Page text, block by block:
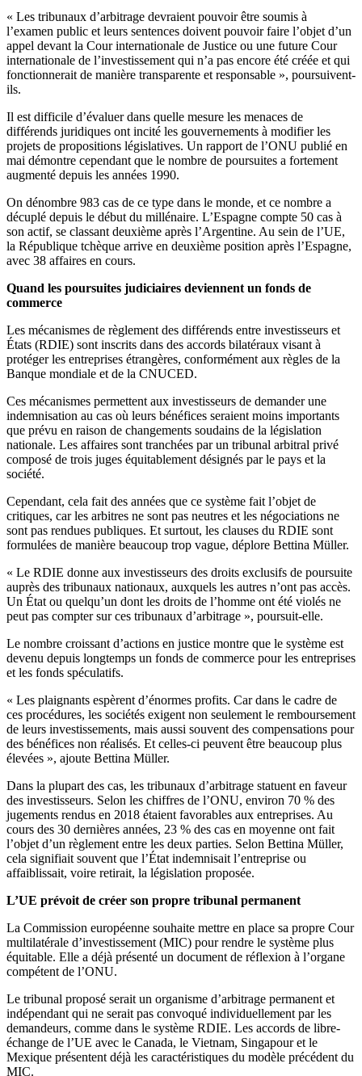
« Les tribunaux d’arbitrage devraient pouvoir être soumis à
l’examen public et leurs sentences doivent pouvoir faire l’objet d’un
appel devant la Cour internationale de Justice ou une future Cour
internationale de l’investissement qui n’a pas encore été créée et qui
fonctionnerait de manière transparente et responsable », poursuivent-
ils.
Il est difficile d’évaluer dans quelle mesure les menaces de
différends juridiques ont incité les gouvernements à modifier les
projets de propositions législatives. Un rapport de l’ONU publié en
mai démontre cependant que le nombre de poursuites a fortement
augmenté depuis les années 1990.
On dénombre 983 cas de ce type dans le monde, et ce nombre a
décuplé depuis le début du millénaire. L’Espagne compte 50 cas à
son actif, se classant deuxième après l’Argentine. Au sein de l’UE,
la République tchèque arrive en deuxième position après l’Espagne,
avec 38 affaires en cours.
Quand les poursuites judiciaires deviennent un fonds de
commerce
Les mécanismes de règlement des différends entre investisseurs et
États (RDIE) sont inscrits dans des accords bilatéraux visant à
protéger les entreprises étrangères, conformément aux règles de la
Banque mondiale et de la CNUCED.
Ces mécanismes permettent aux investisseurs de demander une
indemnisation au cas où leurs bénéfices seraient moins importants
que prévu en raison de changements soudains de la législation
nationale. Les affaires sont tranchées par un tribunal arbitral privé
composé de trois juges équitablement désignés par le pays et la
société.
Cependant, cela fait des années que ce système fait l’objet de
critiques, car les arbitres ne sont pas neutres et les négociations ne
sont pas rendues publiques. Et surtout, les clauses du RDIE sont
formulées de manière beaucoup trop vague, déplore Bettina Müller.
« Le RDIE donne aux investisseurs des droits exclusifs de poursuite
auprès des tribunaux nationaux, auxquels les autres n’ont pas accès.
Un État ou quelqu’un dont les droits de l’homme ont été violés ne
peut pas compter sur ces tribunaux d’arbitrage », poursuit-elle.
Le nombre croissant d’actions en justice montre que le système est
devenu depuis longtemps un fonds de commerce pour les entreprises
et les fonds spéculatifs.
« Les plaignants espèrent d’énormes profits. Car dans le cadre de
ces procédures, les sociétés exigent non seulement le remboursement
de leurs investissements, mais aussi souvent des compensations pour
des bénéfices non réalisés. Et celles-ci peuvent être beaucoup plus
élevées », ajoute Bettina Müller.
Dans la plupart des cas, les tribunaux d’arbitrage statuent en faveur
des investisseurs. Selon les chiffres de l’ONU, environ 70 % des
jugements rendus en 2018 étaient favorables aux entreprises. Au
cours des 30 dernières années, 23 % des cas en moyenne ont fait
l’objet d’un règlement entre les deux parties. Selon Bettina Müller,
cela signifiait souvent que l’État indemnisait l’entreprise ou
affaiblissait, voire retirait, la législation proposée.
L’UE prévoit de créer son propre tribunal permanent
La Commission européenne souhaite mettre en place sa propre Cour
multilatérale d’investissement (MIC) pour rendre le système plus
équitable. Elle a déjà présenté un document de réflexion à l’organe
compétent de l’ONU.
Le tribunal proposé serait un organisme d’arbitrage permanent et
indépendant qui ne serait pas convoqué individuellement par les
demandeurs, comme dans le système RDIE. Les accords de libre-
échange de l’UE avec le Canada, le Vietnam, Singapour et le
Mexique présentent déjà les caractéristiques du modèle précédent du
MIC.